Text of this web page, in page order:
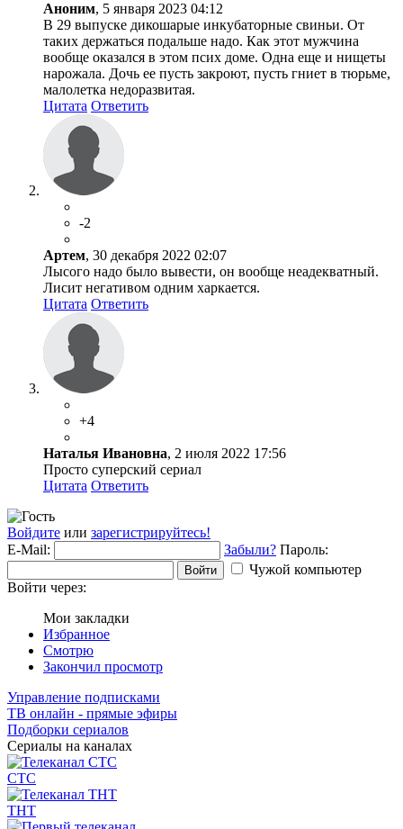
Аноним, 5 января 2023 04:12
В 29 выпуске дикошарые инкубаторные свиньи. От
таких держаться подальше надо. Как этот мужчина
вообще оказался в этом псих доме. Одна еще и нищеты
нарожала. Дочь ее пусть закроют, пусть гниет в тюрьме,
малолетка недоразвитая.
Цитата Ответить
-2
Артем, 30 декабря 2022 02:07
Лысого надо было вывести, он вообще неадекватный.
Лисит негативом одним харкается.
Цитата Ответить
+4
Наталья Ивановна, 2 июля 2022 17:56
Просто суперский сериал
Цитата Ответить
Войдите или зарегистрируйтесь!
E-Mail:
Забыли? Пароль:
Войти
Чужой компьютер
Войти через:
Мои закладки
Избранное
Смотрю
Закончил просмотр
Управление подписками
ТВ онлайн - прямые эфиры
Подборки сериалов
Сериалы на каналах
СТС
ТНТ